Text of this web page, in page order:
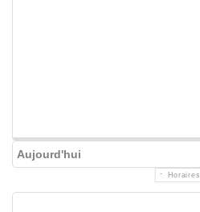
Aujourd'hui
Horaires